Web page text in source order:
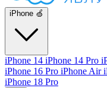
iPhone 🍏
iPhone 14 iPhone 14 Pro
iPhone 16 Pro iPhone Air
iPhone 18 Pro